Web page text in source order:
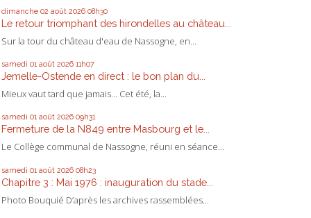
dimanche 02 août 2026 08h30
Le retour triomphant des hirondelles au château...
Sur la tour du château d'eau de Nassogne, en...
samedi 01 août 2026 11h07
Jemelle-Ostende en direct : le bon plan du...
Mieux vaut tard que jamais... Cet été, la...
samedi 01 août 2026 09h31
Fermeture de la N849 entre Masbourg et le...
Le Collège communal de Nassogne, réuni en séance...
samedi 01 août 2026 08h23
Chapitre 3 : Mai 1976 : inauguration du stade...
Photo Bouquié D’après les archives rassemblées...